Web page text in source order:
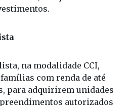
na modalidade CCI,
autorizados
Urbano e
financiamentos Caixa-